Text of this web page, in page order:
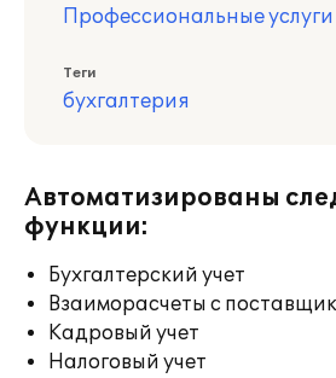
Профессиональные услуги
Теги
бухгалтерия
Автоматизированы
функции:
Бухгалтерский учет
Взаиморасчеты с
Кадровый учет
Налоговый учет